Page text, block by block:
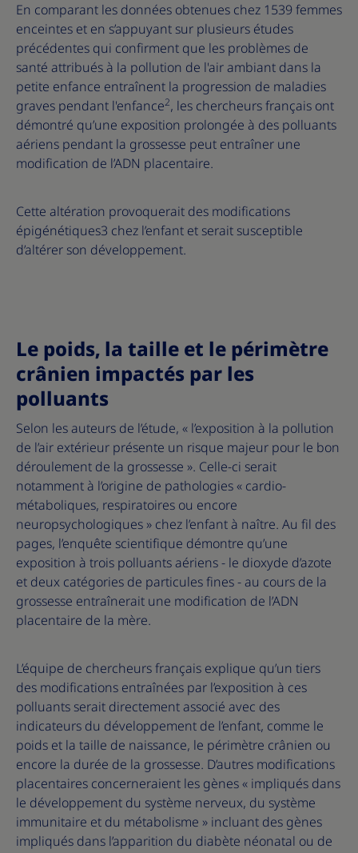
En comparant les données obtenues chez 1539 femmes
enceintes et en s’appuyant sur plusieurs études
précédentes qui confirment que les problèmes de
santé attribués à la pollution de l'air ambiant dans la
petite enfance entraînent la progression de maladies
graves pendant l'enfance2, les chercheurs français ont
démontré qu’une exposition prolongée à des polluants
aériens pendant la grossesse peut entraîner une
modification de l’ADN placentaire.
Cette altération provoquerait des modifications
épigénétiques3 chez l’enfant et serait susceptible
d’altérer son développement.
Le poids, la taille et le périmètre
crânien impactés par les
polluants
Selon les auteurs de l’étude, « l’exposition à la pollution
de l’air extérieur présente un risque majeur pour le bon
déroulement de la grossesse ». Celle-ci serait
notamment à l’origine de pathologies « cardio-
métaboliques, respiratoires ou encore
neuropsychologiques » chez l’enfant à naître. Au fil des
pages, l’enquête scientifique démontre qu’une
exposition à trois polluants aériens - le dioxyde d’azote
et deux catégories de particules fines - au cours de la
grossesse entraînerait une modification de l’ADN
placentaire de la mère.
L’équipe de chercheurs français explique qu’un tiers
des modifications entraînées par l’exposition à ces
polluants serait directement associé avec des
indicateurs du développement de l’enfant, comme le
poids et la taille de naissance, le périmètre crânien ou
encore la durée de la grossesse. D’autres modifications
placentaires concerneraient les gènes « impliqués dans
le développement du système nerveux, du système
immunitaire et du métabolisme » incluant des gènes
impliqués dans l’apparition du diabète néonatal ou de